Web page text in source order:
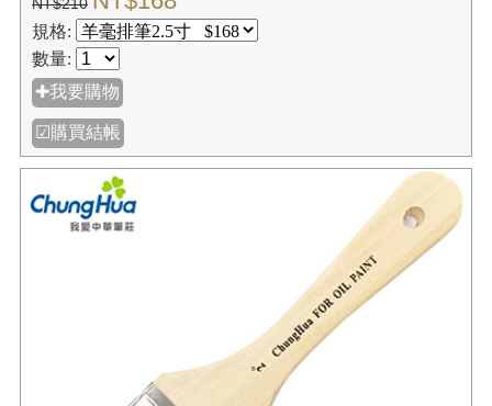
規格:
數量:
✚我要購物
☑購買結帳